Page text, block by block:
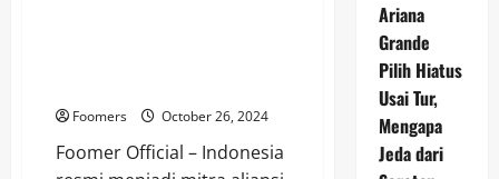
Foomers October 26, 2024
Foomer Official – Indonesia
Ariana
Grande
Pilih Hiatus
Usai Tur,
Mengapa
Jeda dari